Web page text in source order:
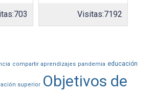
703 Visitas:7192
compartir aprendizajes pandemia educación
superior Objetivos de